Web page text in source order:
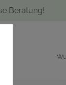
Beratung!